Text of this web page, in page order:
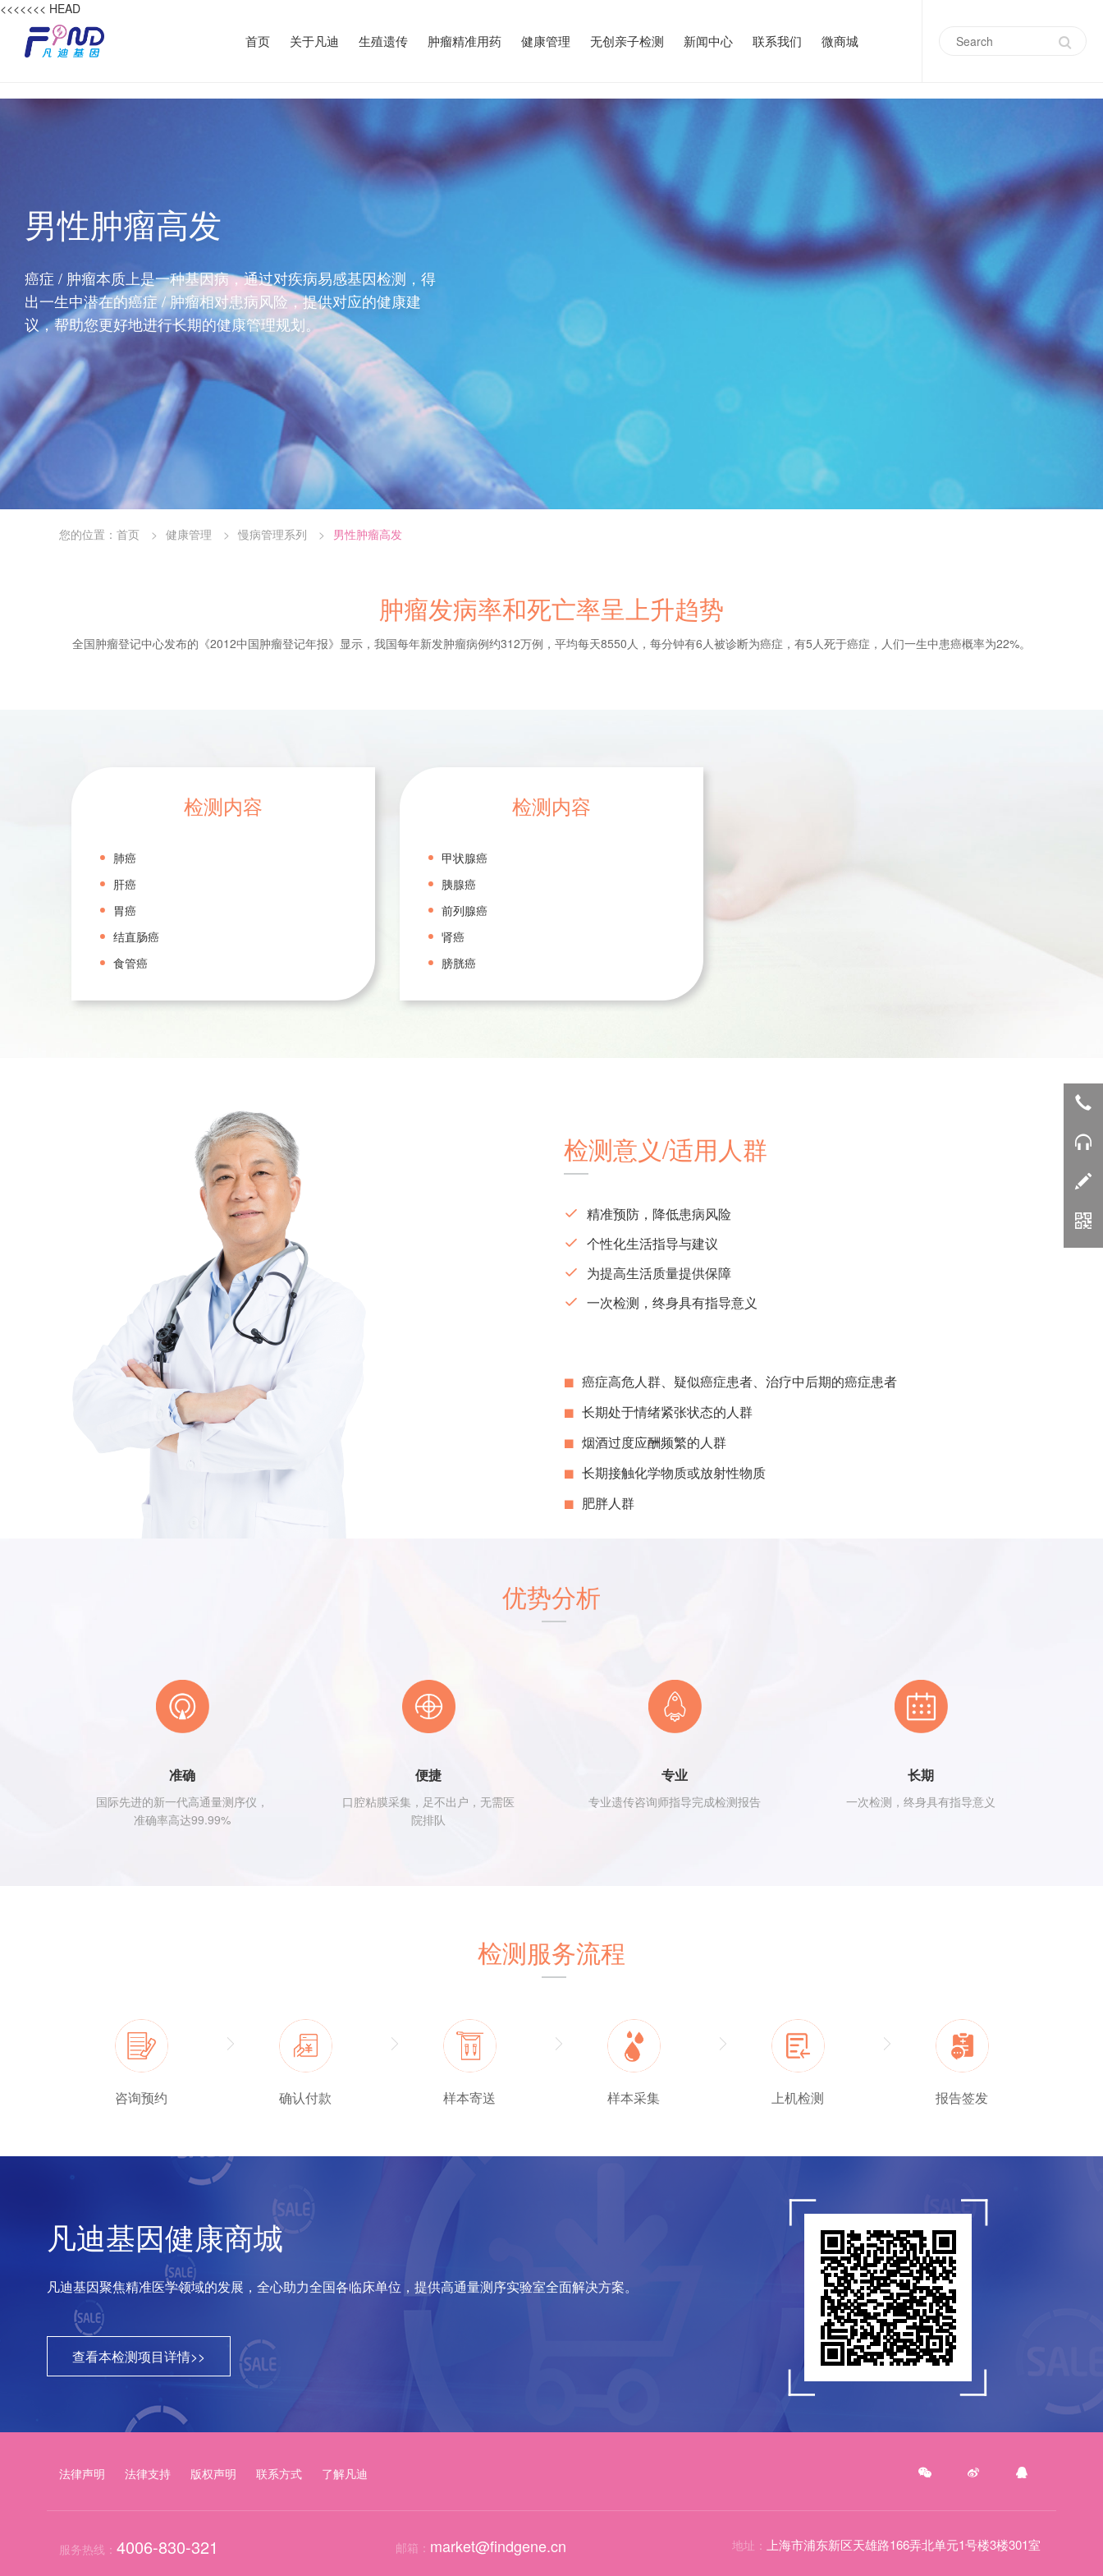
<<<<<<< HEAD
首页 关于凡迪 生殖遗传 肿瘤精准用药 健康管理 无创亲子检测 新闻中心 联系我们 微商城 
男性肿瘤高发
癌症 / 肿瘤本质上是一种基因病，通过对疾病易感基因检测，得
出一生中潜在的癌症 / 肿瘤相对患病风险，提供对应的健康建
议，帮助您更好地进行长期的健康管理规划。
您的位置： 首页 健康管理 慢病管理系列 男性肿瘤高发
肿瘤发病率和死亡率呈上升趋势
全国肿瘤登记中心发布的《2012中国肿瘤登记年报》显示，我国每年新发肿瘤病例约312万例，平均每天8550人，每分钟有6人被诊断为癌症，有5人死于癌症，人们一生中患癌概率为22%。
检测内容
肺癌
肝癌
胃癌
结直肠癌
食管癌
检测内容
甲状腺癌
胰腺癌
前列腺癌
肾癌
膀胱癌
检测意义/适用人群
精准预防，降低患病风险
个性化生活指导与建议
为提高生活质量提供保障
一次检测，终身具有指导意义
癌症高危人群、疑似癌症患者、治疗中后期的癌症患者
长期处于情绪紧张状态的人群
烟酒过度应酬频繁的人群
长期接触化学物质或放射性物质
肥胖人群
优势分析
准确
国际先进的新一代高通量测序仪，
准确率高达99.99%
便捷
口腔粘膜采集，足不出户，无需医
院排队
专业
专业遗传咨询师指导完成检测报告
长期
一次检测，终身具有指导意义
检测服务流程
咨询预约 确认付款 样本寄送 样本采集 上机检测 报告签发
凡迪基因健康商城
凡迪基因聚焦精准医学领域的发展，全心助力全国各临床单位，提供高通量测序实验室全面解决方案。
查看本检测项目详情>>
法律声明 法律支持 版权声明 联系方式 了解凡迪
服务热线： 4006-830-321 邮箱： market@findgene.cn 地址： 上海市浦东新区天雄路166弄北单元1号楼3楼301室